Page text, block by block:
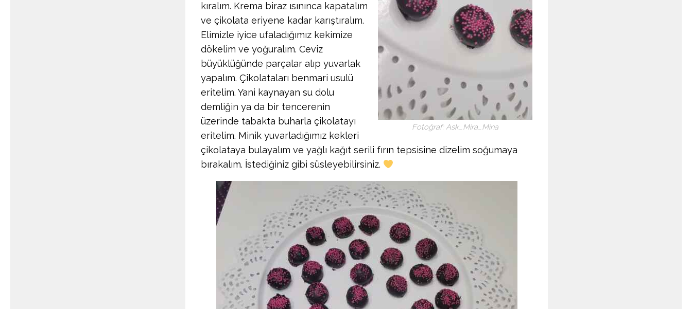
Fotoğraf: Ask_Mira_Mina
kıralım. Krema biraz ısınınca kapatalım
ve çikolata eriyene kadar karıştıralım.
Elimizle iyice ufaladığımız kekimize
dökelim ve yoğuralım. Ceviz
büyüklüğünde parçalar alıp yuvarlak
yapalım. Çikolataları benmari usulü
eritelim. Yani kaynayan su dolu
demliğin ya da bir tencerenin
üzerinde tabakta buharla çikolatayı
eritelim. Minik yuvarladığımız kekleri
çikolataya bulayalım ve yağlı kağıt serili fırın tepsisine dizelim soğumaya
bırakalım. İstediğiniz gibi süsleyebilirsiniz.